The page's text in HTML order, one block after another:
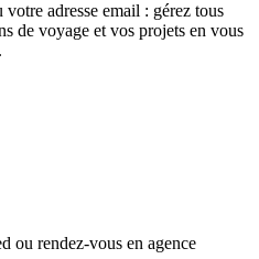
adresse email : gérez tous
de voyage et vos projets en vous
ou rendez-vous en agence